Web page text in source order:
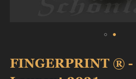
der
Bildergalerie
FINGERPRINT ® -